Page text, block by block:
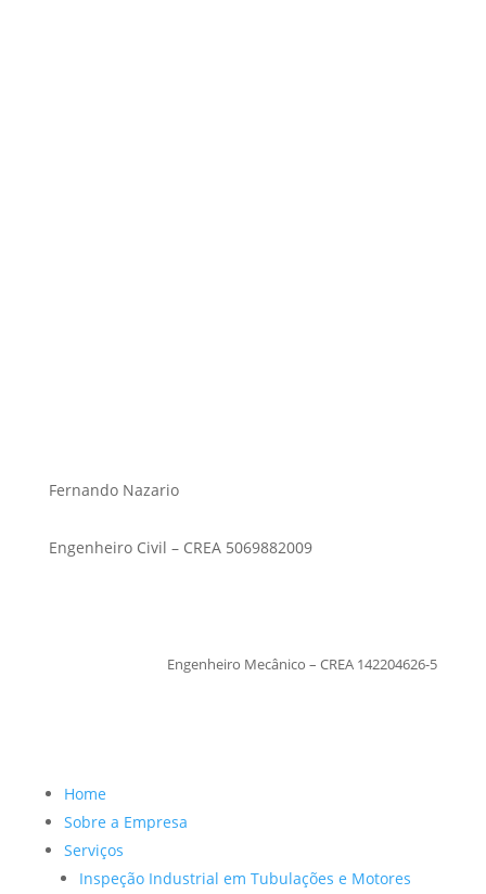
Fernando Nazario
Engenheiro Civil – CREA 5069882009
Engenheiro Mecânico – CREA 142204626-5
Home
Sobre a Empresa
Serviços
Inspeção Industrial em Tubulações e Motores